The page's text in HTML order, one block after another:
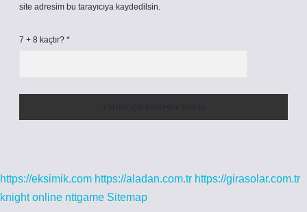
site adresim bu tarayıcıya kaydedilsin.
7 + 8 kaçtır? *
https://eksimik.com https://aladan.com.tr https://girasolar.com.tr
knight online nttgame Sitemap